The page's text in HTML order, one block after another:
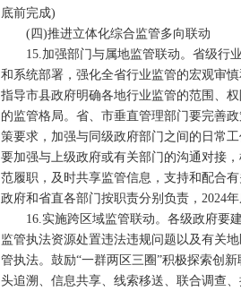
底前完成)
(四)推进立体化综合监管多向联动
15.加强部门与属地监管联动。省级行业
和系统部署，强化全省行业监管的宏观审
指导市县政府明确各地行业监管的范围、
的监管格局。省、市垂直管理部门要完善
策要求，加强与同级政府部门之间的日常
要加强与上级政府或有关部门的沟通对接
范履职，及时共享监管信息，支持和配合
政府和省直各部门按职责分别负责，2024
16.实施跨区域监管联动。各级政府要建
监管执法资源处置违法违规问题以及有关
管执法。鼓励“一群两区三圈”积极探索创
头追溯、信息共享、线索移送、联合调查